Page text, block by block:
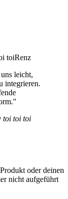
toiRenz
leicht,
integrieren.
toi toi toi
oder deinen
nicht aufgeführt